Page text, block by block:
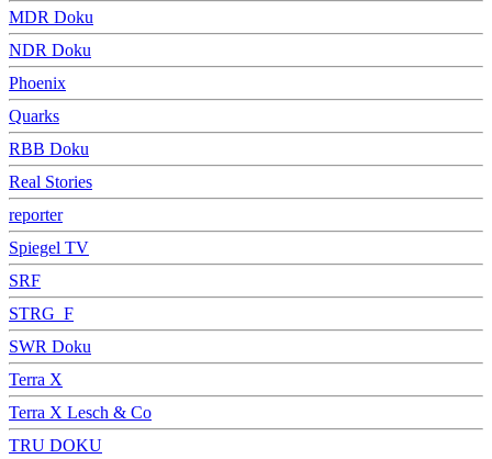
MDR Doku
NDR Doku
Phoenix
Quarks
RBB Doku
Real Stories
reporter
Spiegel TV
SRF
STRG_F
SWR Doku
Terra X
Terra X Lesch & Co
TRU DOKU